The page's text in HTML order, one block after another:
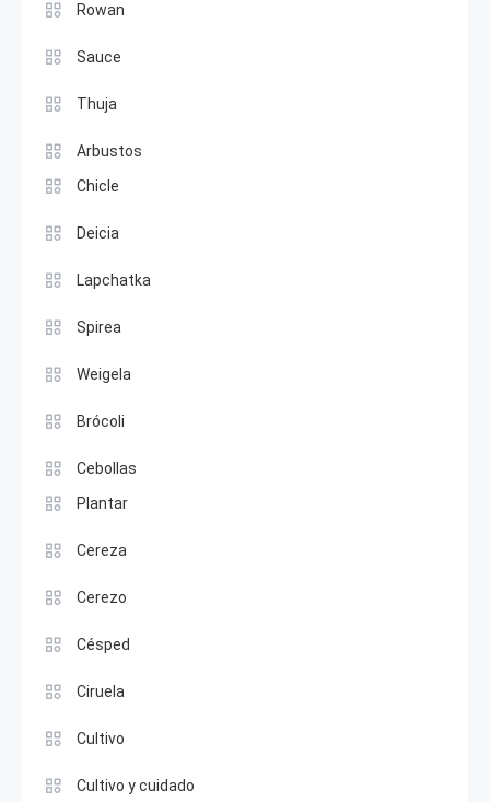
Rowan
Sauce
Thuja
Arbustos
Chicle
Deicia
Lapchatka
Spirea
Weigela
Brócoli
Cebollas
Plantar
Cereza
Cerezo
Césped
Ciruela
Cultivo
Cultivo y cuidado